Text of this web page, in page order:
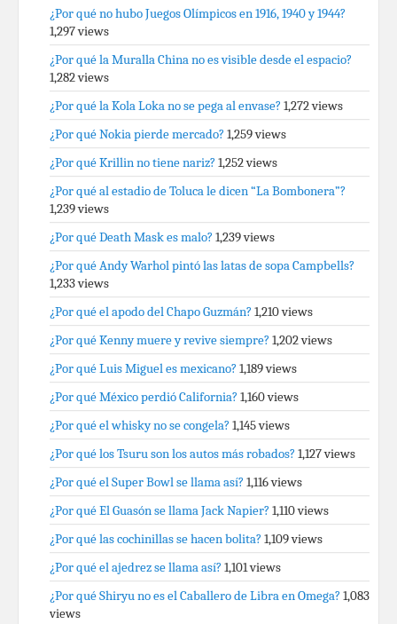
¿Por qué no hubo Juegos Olímpicos en 1916, 1940 y 1944?
1,297 views
¿Por qué la Muralla China no es visible desde el espacio?
1,282 views
¿Por qué la Kola Loka no se pega al envase? 1,272 views
¿Por qué Nokia pierde mercado? 1,259 views
¿Por qué Krillin no tiene nariz? 1,252 views
¿Por qué al estadio de Toluca le dicen “La Bombonera”?
1,239 views
¿Por qué Death Mask es malo? 1,239 views
¿Por qué Andy Warhol pintó las latas de sopa Campbells?
1,233 views
¿Por qué el apodo del Chapo Guzmán? 1,210 views
¿Por qué Kenny muere y revive siempre? 1,202 views
¿Por qué Luis Miguel es mexicano? 1,189 views
¿Por qué México perdió California? 1,160 views
¿Por qué el whisky no se congela? 1,145 views
¿Por qué los Tsuru son los autos más robados? 1,127 views
¿Por qué el Super Bowl se llama así? 1,116 views
¿Por qué El Guasón se llama Jack Napier? 1,110 views
¿Por qué las cochinillas se hacen bolita? 1,109 views
¿Por qué el ajedrez se llama así? 1,101 views
¿Por qué Shiryu no es el Caballero de Libra en Omega? 1,083
views